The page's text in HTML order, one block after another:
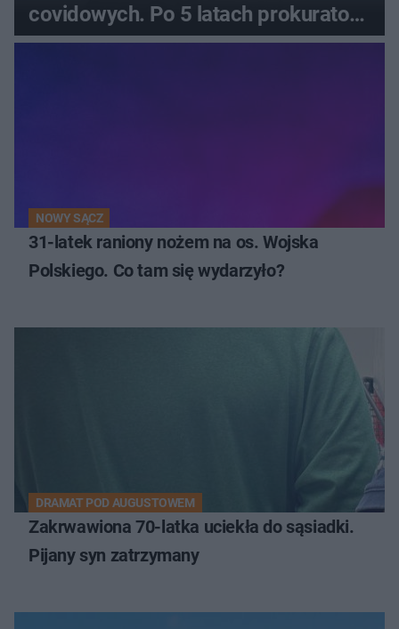
covidowych. Po 5 latach prokurator
zamyka sprawę
NOWY SĄCZ
31-latek raniony nożem na os. Wojska
Polskiego. Co tam się wydarzyło?
DRAMAT POD AUGUSTOWEM
Zakrwawiona 70-latka uciekła do sąsiadki.
Pijany syn zatrzymany